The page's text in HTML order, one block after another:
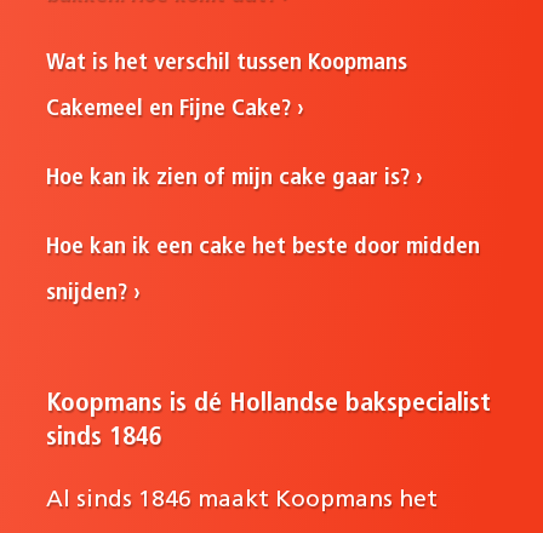
Wat is het verschil tussen Koopmans
Cakemeel en Fijne Cake?
Hoe kan ik zien of mijn cake gaar is?
Hoe kan ik een cake het beste door midden
snijden?
Koopmans is dé Hollandse bakspecialist
sinds 1846
Al sinds 1846 maakt Koopmans het